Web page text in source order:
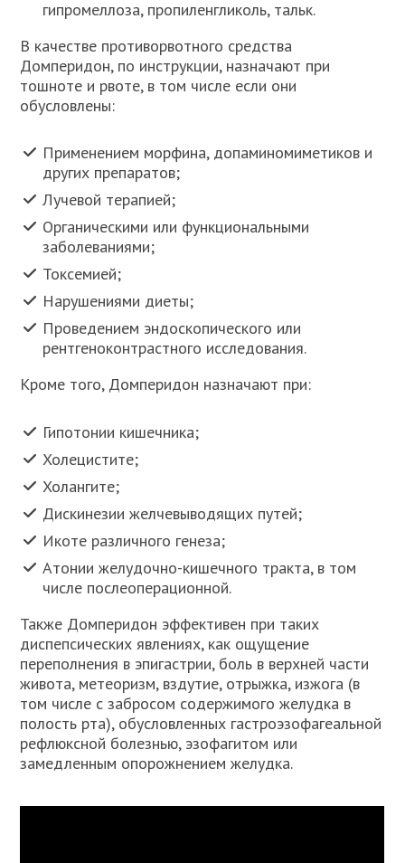
гипромеллоза, пропиленгликоль, тальк.
В качестве противорвотного средства
Домперидон, по инструкции, назначают при
тошноте и рвоте, в том числе если они
обусловлены:
Применением морфина, допаминомиметиков и
других препаратов;
Лучевой терапией;
Органическими или функциональными
заболеваниями;
Токсемией;
Нарушениями диеты;
Проведением эндоскопического или
рентгеноконтрастного исследования.
Кроме того, Домперидон назначают при:
Гипотонии кишечника;
Холецистите;
Холангите;
Дискинезии желчевыводящих путей;
Икоте различного генеза;
Атонии желудочно-кишечного тракта, в том
числе послеоперационной.
Также Домперидон эффективен при таких
диспепсических явлениях, как ощущение
переполнения в эпигастрии, боль в верхней части
живота, метеоризм, вздутие, отрыжка, изжога (в
том числе с забросом содержимого желудка в
полость рта), обусловленных гастроэзофагеальной
рефлюксной болезнью, эзофагитом или
замедленным опорожнением желудка.